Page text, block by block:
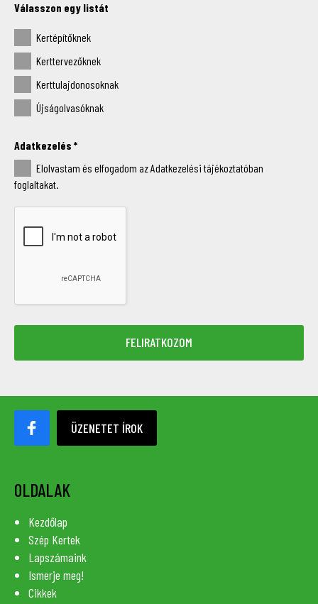
Válasszon egy listát
Kertépítőknek
Kerttervezőknek
Kerttulajdonosoknak
Újságolvasóknak
Adatkezelés *
Elolvastam és elfogadom az Adatkezelési tájékoztatóban
foglaltakat.
ÜZENETET ÍROK
OLDALAK
Kezdőlap
Szép Kertek
Lapszámaink
Ismerje meg!
Cikkek